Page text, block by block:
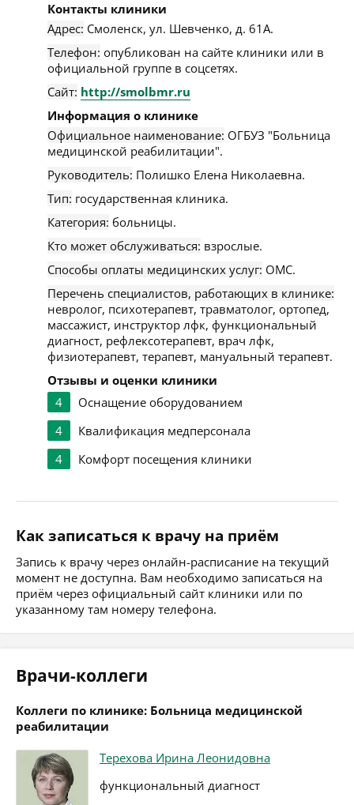
Контакты клиники
Адрес: Смоленск, ул. Шевченко, д. 61А.
Телефон: опубликован на сайте клиники или в
официальной группе в соцсетях.
Сайт: http://smolbmr.ru
Информация о клинике
Официальное наименование: ОГБУЗ "Больница
медицинской реабилитации".
Руководитель: Полишко Елена Николаевна.
Тип: государственная клиника.
Категория: больницы.
Кто может обслуживаться: взрослые.
Способы оплаты медицинских услуг: ОМС.
Перечень специалистов, работающих в клинике:
невролог, психотерапевт, травматолог, ортопед,
массажист, инструктор лфк, функциональный
диагност, рефлексотерапевт, врач лфк,
физиотерапевт, терапевт, мануальный терапевт.
Отзывы и оценки клиники
4
Оснащение оборудованием
4
Квалификация медперсонала
4
Комфорт посещения клиники
Как записаться к врачу на приём
Запись к врачу через онлайн-расписание на текущий
момент не доступна. Вам необходимо записаться на
приём через официальный сайт клиники или по
указанному там номеру телефона.
Врачи-коллеги
Коллеги по клинике: Больница медицинской
реабилитации
Терехова Ирина Леонидовна
функциональный диагност